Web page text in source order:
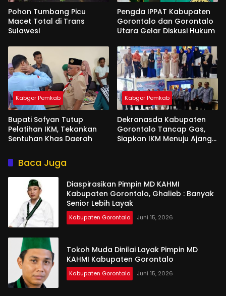
Pohon Tumbang Picu
Macet Total di Trans
Sulawesi
Pengda IPPAT Kabupaten
Gorontalo dan Gorontalo
Utara Gelar Diskusi Hukum
Kabgor Pemkab
Bupati Sofyan Tutup
Pelatihan IKM, Tekankan
Sentuhan Khas Daerah
Kabgor Pemkab
Dekranasda Kabupaten
Gorontalo Tancap Gas,
Siapkan IKM Menuju Ajang
Baca Juga
Diaspirasikan Pimpin MD KAHMI
Kabupaten Gorontalo, Ghalieb : Banyak
Senior Lebih Layak
Kabupaten Gorontalo Juni 15, 2026
Tokoh Muda Dinilai Layak Pimpin MD
KAHMI Kabupaten Gorontalo
Kabupaten Gorontalo Juni 15, 2026